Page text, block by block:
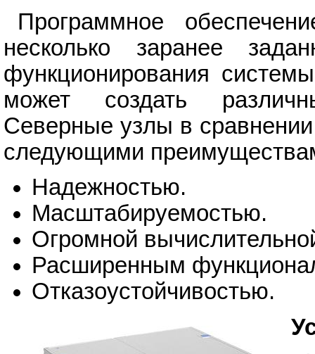
Программное
несколько заранее
функционирования
может создать
Северные узлы в
следующими
Надежностью.
Масштабируемостью.
Огромной
Расширенным
Отказоустойчивостью.